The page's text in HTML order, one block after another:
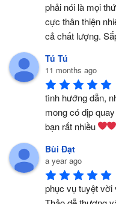
phải nói là mọi
cực thân thiện
cả chất lượng.
Tú Tú
11 months ago
tình hướng dẫn,
mong có dịp
bạn rất nhiều
Bùi Đạt
a year ago
phục vụ tuyệt vời